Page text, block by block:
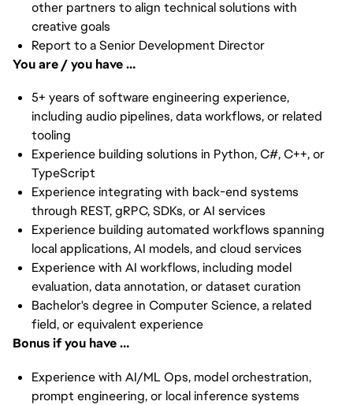
other partners to align technical solutions with
creative goals
Report to a Senior Development Director
You are / you have …
5+ years of software engineering experience,
including audio pipelines, data workflows, or related
tooling
Experience building solutions in Python, C#, C++, or
TypeScript
Experience integrating with back-end systems
through REST, gRPC, SDKs, or AI services
Experience building automated workflows spanning
local applications, AI models, and cloud services
Experience with AI workflows, including model
evaluation, data annotation, or dataset curation
Bachelor's degree in Computer Science, a related
field, or equivalent experience
Bonus if you have …
Experience with AI/ML Ops, model orchestration,
prompt engineering, or local inference systems